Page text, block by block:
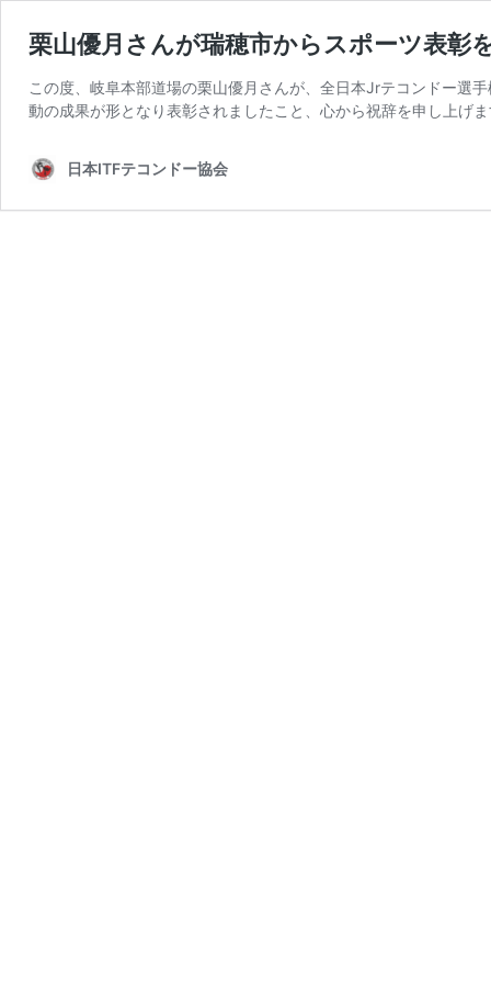
栗山優月さんが瑞穂市からスポーツ表彰
この度、岐阜本部道場の栗山優月さんが、全日本Jrテコンドー選
動の成果が形となり表彰されましたこと、心から祝辞を申し上げ
日本ITFテコンドー協会